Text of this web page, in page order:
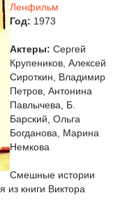
Ленфильм
Год: 1973
Актеры: Сергей
Крупеников, Алексей
Сироткин, Владимир
Петров, Антонина
Павлычева, Б.
Барский, Ольга
Богданова, Марина
Немкова
Смешные истории
из книги Виктора